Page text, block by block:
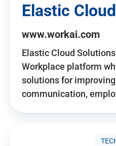
Elastic
www.workai.com
Elastic Cloud
Workplace platform
solutions for improving
communication,